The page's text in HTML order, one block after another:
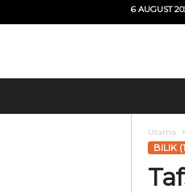
6 AUGUST
Utama
BILIK